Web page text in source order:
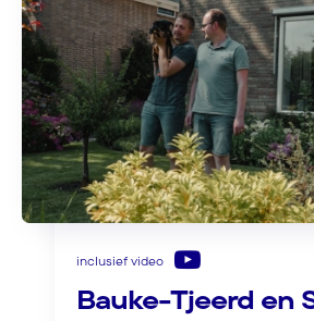
inclusief video
Bauke-Tjeerd en